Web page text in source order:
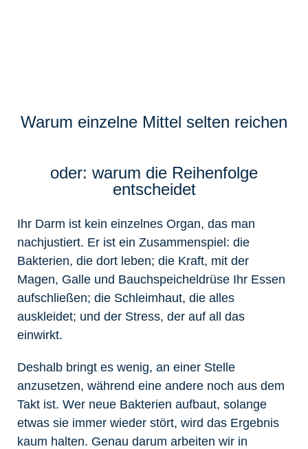
Warum einzelne Mittel selten reichen
oder: warum die Reihenfolge
entscheidet
Ihr Darm ist kein einzelnes Organ, das man
nachjustiert. Er ist ein Zusammenspiel: die
Bakterien, die dort leben; die Kraft, mit der
Magen, Galle und Bauchspeicheldrüse Ihr Essen
aufschließen; die Schleimhaut, die alles
auskleidet; und der Stress, der auf all das
einwirkt.
Deshalb bringt es wenig, an einer Stelle
anzusetzen, während eine andere noch aus dem
Takt ist. Wer neue Bakterien aufbaut, solange
etwas sie immer wieder stört, wird das Ergebnis
kaum halten. Genau darum arbeiten wir in